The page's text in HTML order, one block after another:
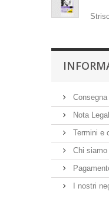
Consegna
Nota
Termini e
Chi siamo
I nostri